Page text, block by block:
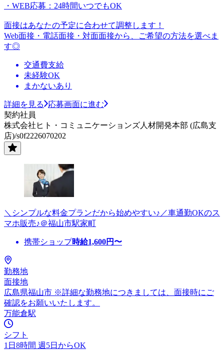
・WEB応募：24時間いつでもOK
面接はあなたの予定に合わせて調整します！
Web面接・電話面接・対面面接から、ご希望の方法を選べま
す◎
交通費支給
未経験OK
まかないあり
詳細を見る
応募画面に進む
契約社員
株式会社ヒト・コミュニケーションズ人材開発本部 (広島支
店)/s0f2226070202
＼シンプルな料金プランだから始めやすい♪／車通勤OKのス
マホ販売♪＠福山市駅家町
携帯ショップ時給1,600円〜
勤務地
面接地
広島県福山市 ※詳細な勤務地につきましては、面接時にご
確認をお願いいたします。
万能倉駅
シフト
1日8時間 週5日からOK